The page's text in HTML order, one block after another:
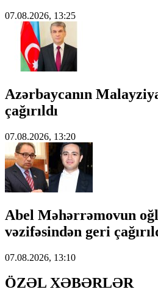
07.08.2026, 13:25
Azərbaycanın
çağırıldı
07.08.2026, 13:20
Abel Məhərrəmovun
vəzifəsindən geri
07.08.2026, 13:10
ÖZƏL XƏBƏRLƏR